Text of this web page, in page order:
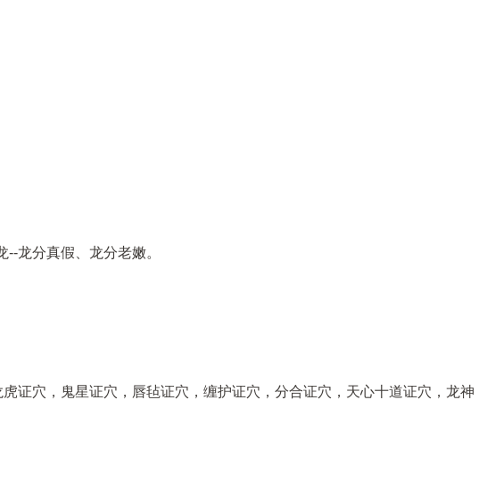
龙分真假、龙分老嫩。
证穴，鬼星证穴，唇毡证穴，缠护证穴，分合证穴，天心十道证穴，龙神